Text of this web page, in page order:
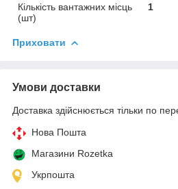
Кількість вантажних місць
(шт)
1
Приховати
Умови доставки
Доставка здійснюється тільки по
Нова Пошта
Магазини Rozetka
Укрпошта